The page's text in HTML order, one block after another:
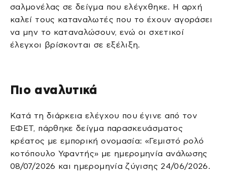
σαλμονέλας σε δείγμα που ελέγχθηκε. Η αρχή
καλεί τους καταναλωτές που το έχουν αγοράσει
να μην το καταναλώσουν, ενώ οι σχετικοί
έλεγχοι βρίσκονται σε εξέλιξη.
Πιο αναλυτικά
Κατά τη διάρκεια ελέγχου που έγινε από τον
ΕΦΕΤ, πάρθηκε δείγμα παρασκευάσματος
κρέατος με εμπορική ονομασία: «Γεμιστό ρολό
κοτόπουλο Υφαντής» με ημερομηνία ανάλωσης
08/07/2026 και ημερομηνία ζύγισης 24/06/2026.